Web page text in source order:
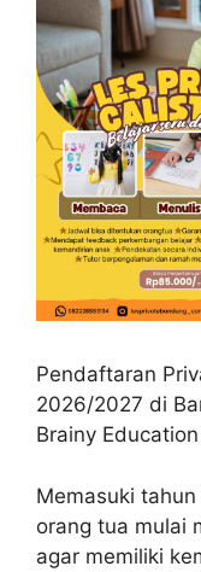
Pendaftaran
2026/2027 di
Brainy Education
Memasuki
orang tua mulai
agar memiliki